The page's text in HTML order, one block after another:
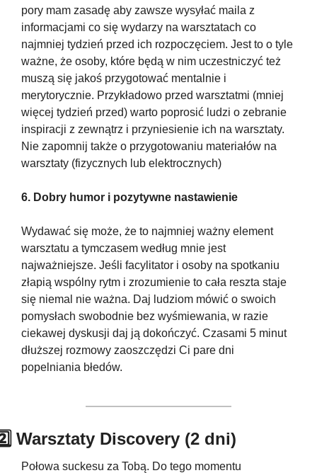
pory mam zasadę aby zawsze wysyłać maila z
informacjami co się wydarzy na warsztatach co
najmniej tydzień przed ich rozpoczęciem. Jest to o tyle
ważne, że osoby, które będą w nim uczestniczyć też
muszą się jakoś przygotować mentalnie i
merytorycznie. Przykładowo przed warsztatmi (mniej
więcej tydzień przed) warto poprosić ludzi o zebranie
inspiracji z zewnątrz i przyniesienie ich na warsztaty.
Nie zapomnij także o przygotowaniu materiałów na
warsztaty (fizycznych lub elektrocznych)
6. Dobry humor i pozytywne nastawienie
Wydawać się może, że to najmniej ważny element
warsztatu a tymczasem według mnie jest
najważniejsze. Jeśli facylitator i osoby na spotkaniu
złapią wspólny rytm i zrozumienie to cała reszta staje
się niemal nie ważna. Daj ludziom mówić o swoich
pomysłach swobodnie bez wyśmiewania, w razie
ciekawej dyskusji daj ją dokończyć. Czasami 5 minut
dłuższej rozmowy zaoszczędzi Ci pare dni
popelniania błedów.
Warsztaty Discovery (2 dni)
Połowa suckesu za Tobą. Do tego momentu